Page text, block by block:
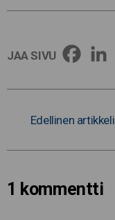
JAA SIVU
Edellinen artikkeli
1 kommentti